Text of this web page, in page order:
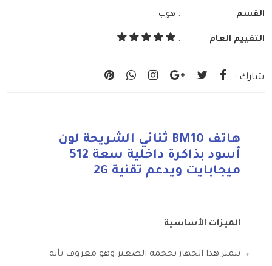
القسم : هوب
التقييم العام :
شارك :
هاتف BM10 ثنائي الشريحة لون
أسود بذاكرة داخلية سعة 512
ميجابايت ويدعم تقنية 2G
الميزات الأساسية
يتميز هذا الجهاز بحجمه الصغير وهو معروف بأنه